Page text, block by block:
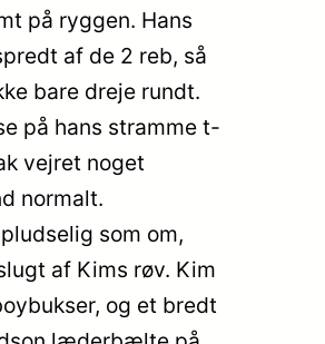
på ryggen. Hans
af de 2 reb, så
bare dreje rundt.
på hans stramme t-
vejret noget
normalt.
som om,
af Kims røv. Kim
og et bredt